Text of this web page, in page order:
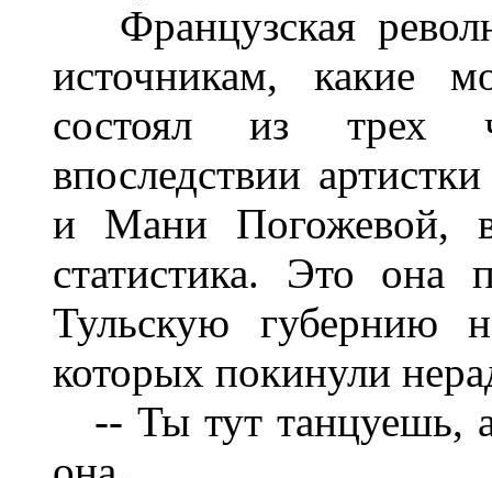
Французская
источникам, какие
состоял из трех
впоследствии
и Мани Погожевой,
статистика. Это она
Тульскую губернию
которых покинули
-- Ты тут танцуешь,